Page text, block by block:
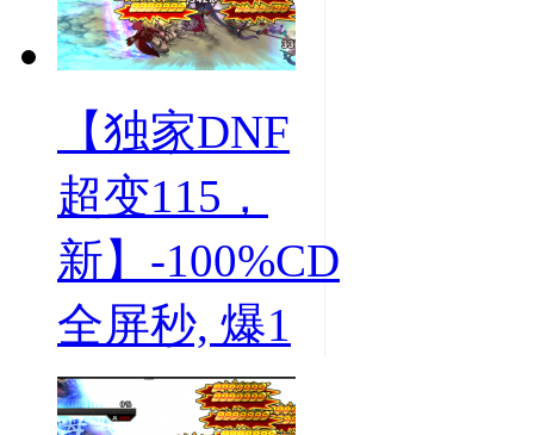
【独家DNF
超变115，
新】-100%CD
全屏秒, 爆1